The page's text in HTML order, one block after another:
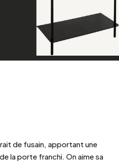
de fusain, apportant une
la porte franchi. On aime sa